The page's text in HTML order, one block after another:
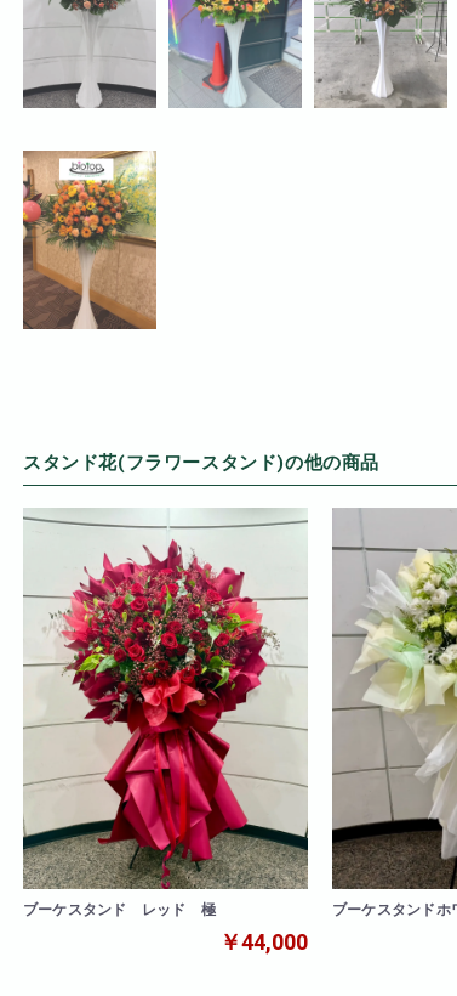
> ブリザードフラワー
> 金額調整オプション
スタンド花(フラワースタンド)の他の商品
ブーケスタンド レッド 極
￥44,000
ブーケスタンドホ